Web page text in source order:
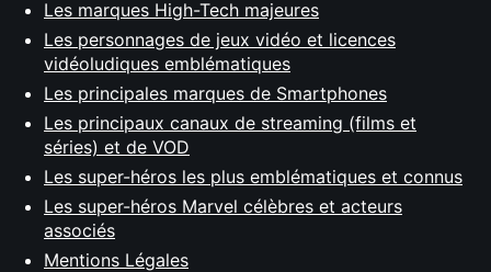
Les marques High-Tech majeures
Les personnages de jeux vidéo et licences
vidéoludiques emblématiques
Les principales marques de Smartphones
Les principaux canaux de streaming (films et
séries) et de VOD
Les super-héros les plus emblématiques et connus
Les super-héros Marvel célèbres et acteurs
associés
Mentions Légales